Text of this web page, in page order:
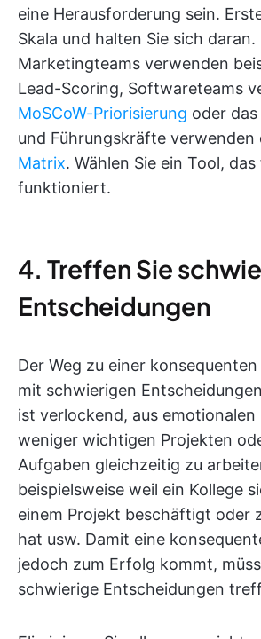
eine Herausforderung sein.
Skala und halten Sie sich daran.
Marketingteams verwenden
Lead-Scoring, Softwareteams
MoSCoW-Priorisierung oder
und Führungskräfte verwenden
Matrix. Wählen Sie ein Tool, das
funktioniert.
4. Treffen Sie
Entscheidungen
Der Weg zu einer
mit schwierigen
ist verlockend, aus emotionalen
weniger wichtigen Projekten
Aufgaben gleichzeitig zu
beispielsweise weil ein Kollege
einem Projekt beschäftigt oder
hat usw. Damit eine
jedoch zum Erfolg kommt,
schwierige Entscheidungen